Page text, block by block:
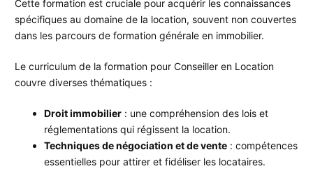
Cette formation est cruciale pour acquérir les connaissances
spécifiques au domaine de la location, souvent non couvertes
dans les parcours de formation générale en immobilier.
Le curriculum de la formation pour Conseiller en Location
couvre diverses thématiques :
Droit immobilier : une compréhension des lois et
réglementations qui régissent la location.
Techniques de négociation et de vente : compétences
essentielles pour attirer et fidéliser les locataires.